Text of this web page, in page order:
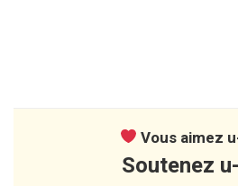
Vous aimez
Soutenez